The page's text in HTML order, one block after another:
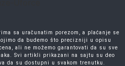
sa uračunatim porezom, a plaćanje se
da budemo što precizniji u opisu
ali ne možemo garantovati da su sve
Svi artikli prikazani na sajtu su deo
da su dostupni u svakom trenutku.